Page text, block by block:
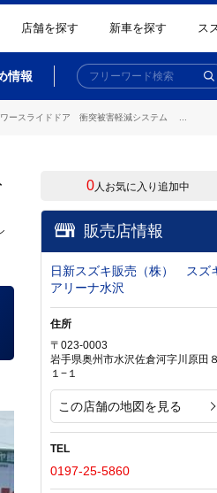
店舗を探す 新車を探す ス
情報
ースライドドア 衝突被害軽減システム ...
0人お気に入り追加中
販売店情報
日新スズキ販売（株） スズ
アリーナ水沢
住所
〒023-0003
岩手県奥州市水沢佐倉河字川原田８
１−１
この店舗の地図を見る
TEL
0197-25-5860